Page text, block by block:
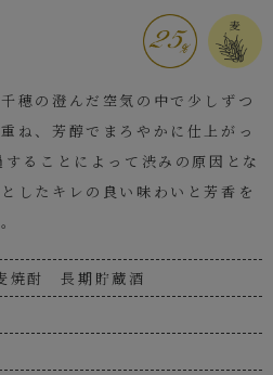
穂の澄んだ空気の中で少しずつ
ね、芳醇でまろやかに仕上がっ
ることによって渋みの原因とな
したキレの良い味わいと芳香を
焼酎 長期貯蔵酒